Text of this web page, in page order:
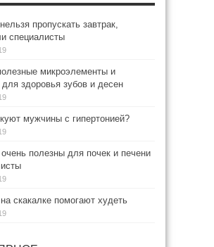
пропускать завтрак,
специалисты
микроэлементы и
здоровья зубов и десен
мужчины с гипертонией?
полезны для почек и печени
скакалке помогают худеть